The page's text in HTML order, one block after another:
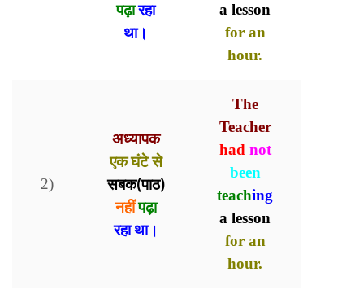
पढ़ारहा
था।
a lesson
for an
hour.
2)
अध्यापक
एक घंटे से
सबक(पाठ)
नहींपढ़ा
रहा था।
The
Teacher
had not
been
teaching
a lesson
for an
hour.